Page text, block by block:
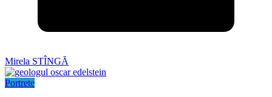
Mirela STÎNGĂ
Portrete